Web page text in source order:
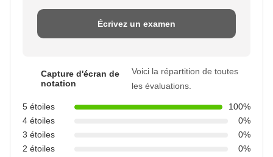
Écrivez un examen
Capture d'écran de
notation
Voici la répartition de toutes
les évaluations.
5 étoiles
100%
4 étoiles
0%
3 étoiles
0%
2 étoiles
0%